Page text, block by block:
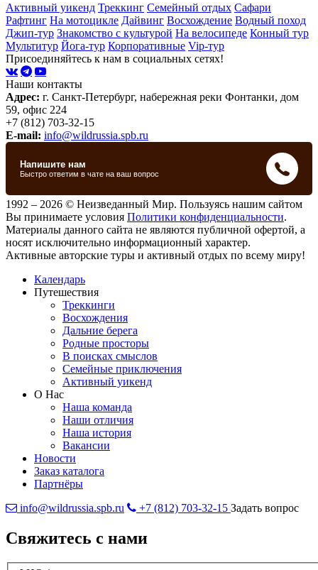
Активный уикенд Треккинг Семейный отдых Сафари
Рафтинг На мотоцикле Дайвинг Восхождение Водный поход
Джип-тур Знакомство с культурой На велосипеде Конный тур
Мультитур Йога-тур Корпоративные Vip-тур
Присоединяйтесь к нам в социальных сетях!
Наши контакты
Адрес: г. Санкт-Петербург, набережная реки Фонтанки, дом
59, офис 224
+7 (812) 703-32-15
E-mail: info@wildrussia.spb.ru
1992 – 2026 © Неизведанный Мир. Пользуясь нашим сайтом
Вы принимаете условия Политики конфиденциальности.
Материалы данного сайта не являются публичной офертой, а
носят исключительно информационный характер.
Активные авторские туры и активный отдых по всему миру!
Календарь
Путешествия
Треккинги
Восхождения
Дальние берега
Родные просторы
В поисках смыслов
Семейные приключения
Активный уикенд
О Нас
Наша команда
Наши отличия
Наша история
Вакансии
Новости
Заказ каталога
Партнёры
info@wildrussia.spb.ru
+7 (812) 703-32-15 Задать вопрос
Свяжитесь с нами